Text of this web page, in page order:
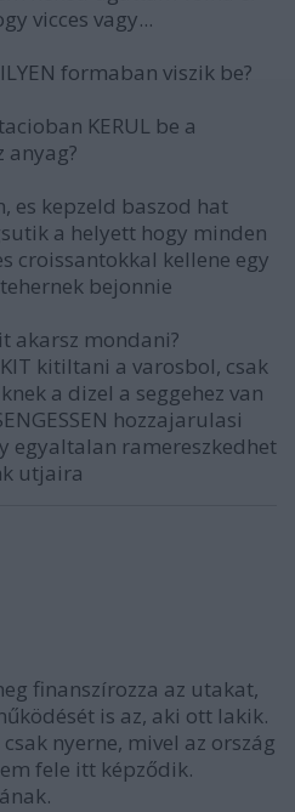
vicces vagy...
formaban viszik be?
KERUL be a
anyag?
es kepzeld baszod hat
a helyett hogy minden
croissantokkal kellene egy
bejonnie
akarsz mondani?
kitiltani a varosbol, csak
a dizel a seggehez van
hozzajarulasi
egyaltalan ramereszkedhet
utjaira
finanszírozza az utakat,
is az, aki ott lakik.
nyerne, mivel az ország
fele itt képződik.